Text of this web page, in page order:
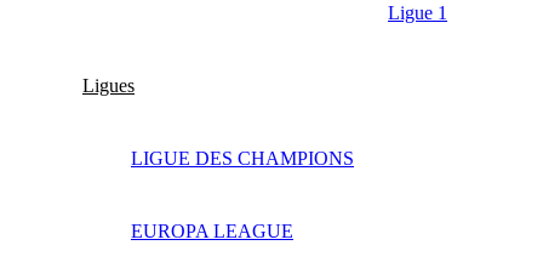
Ligue 1
Ligues
LIGUE DES CHAMPIONS
EUROPA LEAGUE